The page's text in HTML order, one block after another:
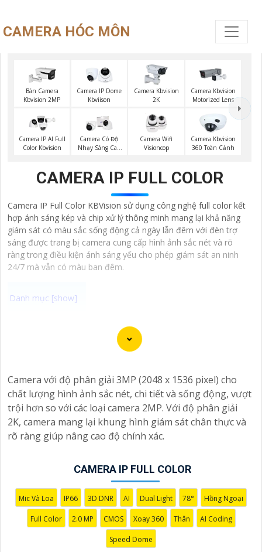
CAMERA HÓC MÔN
Bán Camera
Kbvision 2MP
Camera IP Dome
Kbviison
Camera Kbvision
2K
Camera Kbvision
Motorized Lens
Camera IP AI Full
Color Kbvision
Camera Có Độ
Nhạy Sáng Cao
Camera Wifi
Visioncop
Camera Kbvision
360 Toàn Cảnh
CAMERA IP FULL COLOR
Camera IP Full Color KBVision sử dụng công nghệ full color kết
hợp ánh sáng kép và chip xử lý thông minh mang lại khả năng
giám sát có màu sắc sống động cả ngày lẫn đêm với đèn trợ
sáng được trang bị camera cung cấp hình ảnh sắc nét và rõ
ràng trong điều kiện ánh sáng yếu cho phép giám sát an ninh
24/7 mà vẫn có màu ban đêm.
Camera Quan Sát IP ColorVu sử dụng công nghệ
ColorVu cho hình ảnh màu sắc cực kỳ sắc nét và rõ ràng
môi trường thiếu ánh sáng. Mẫu camera này được thiết
kế hiện đại, dễ lắp đặt và cài đặt, phù hợp với nhiều
không gian như văn phòng, cửa hàng, gia đình, hay
nhà kho. Camera Quan Sát IP ColorVu cung cấp khả
năng quan sát từ xa qua hệ thống mạng internet, giúp
thông qua ứng dụng di động.
Camera với độ phân giải 3MP (2048 x 1536 pixel) cho
chất lượng hình ảnh sắc nét, chi tiết và sống động, vượt
trội hơn so với các loại camera 2MP. Với độ phân giải
2K, camera mang lại khung hình giám sát chân thực và
rõ ràng giúp nâng cao độ chính xác.
CAMERA IP FULL COLOR
Mic Và Loa IP66 3D DNR AI Dual Light 78° Hồng Ngoại
Full Color 2.0 MP CMOS Xoay 360 Thân AI Coding
Speed Dome